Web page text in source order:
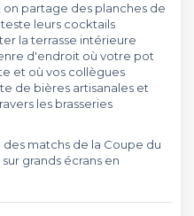
partage des planches de
leurs cocktails
la terrasse intérieure
d'endroit où votre pot
et où vos collègues
de bières artisanales et
les brasseries
matchs de la Coupe du
grands écrans en